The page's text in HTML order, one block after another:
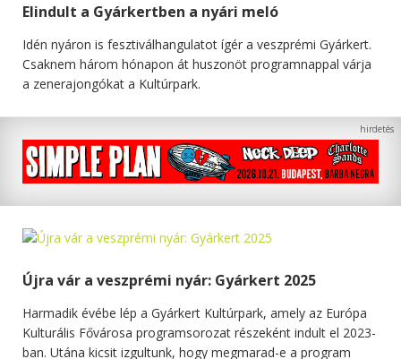
Elindult a Gyárkertben a nyári meló
Idén nyáron is fesztiválhangulatot ígér a veszprémi Gyárkert.
Csaknem három hónapon át huszonöt programnappal várja
a zenerajongókat a Kultúrpark.
Újra vár a veszprémi nyár: Gyárkert 2025
Harmadik évébe lép a Gyárkert Kultúrpark, amely az Európa
Kulturális Fővárosa programsorozat részeként indult el 2023-
ban. Utána kicsit izgultunk, hogy megmarad-e a program